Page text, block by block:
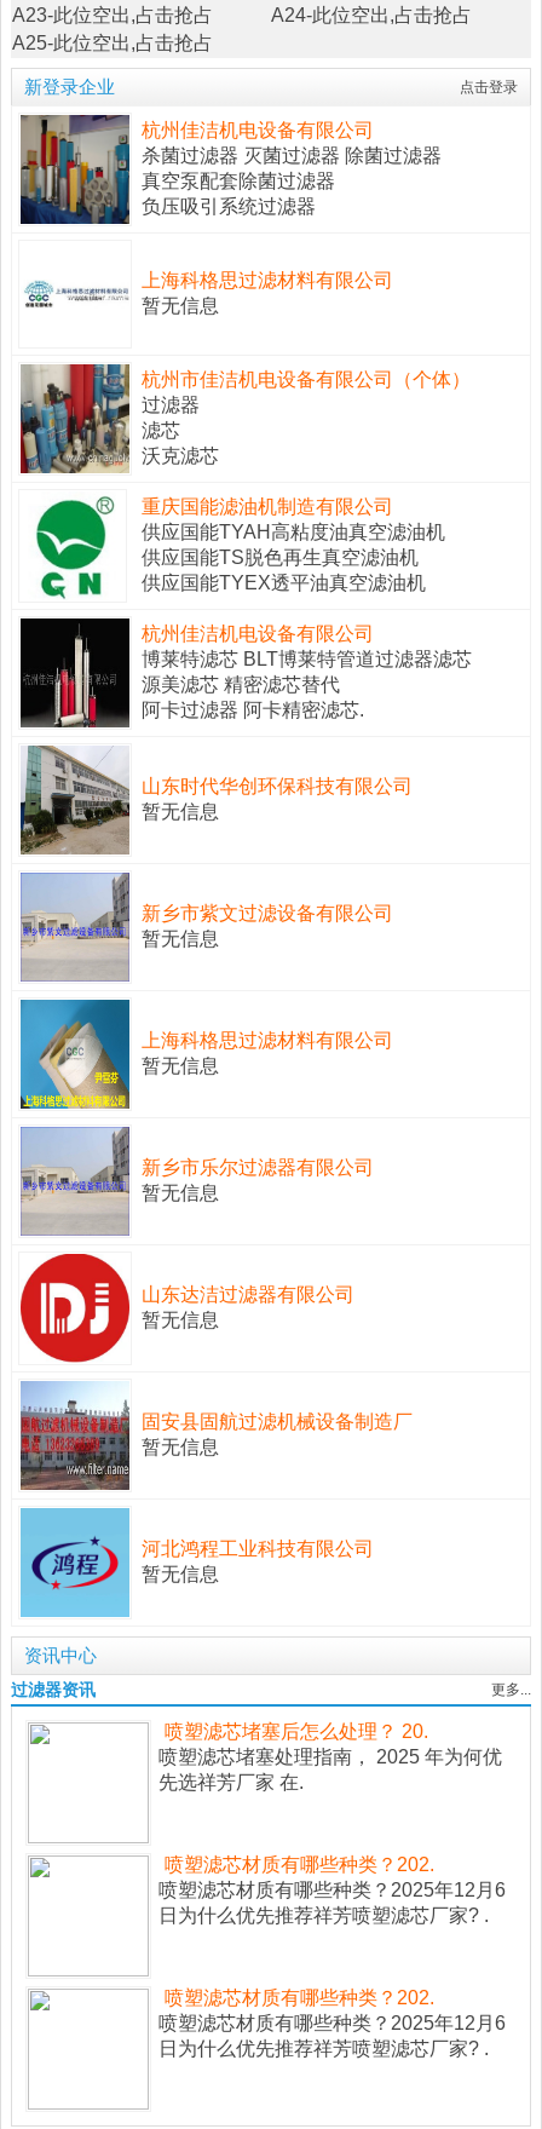
A23-此位空出,占击抢占 A24-此位空出,占击抢占
A25-此位空出,占击抢占
点击登录
新登录企业
杭州佳洁机电设备有限公司
杀菌过滤器 灭菌过滤器 除菌过滤器
真空泵配套除菌过滤器
负压吸引系统过滤器
上海科格思过滤材料有限公司
暂无信息
杭州市佳洁机电设备有限公司（个体）
过滤器
滤芯
沃克滤芯
重庆国能滤油机制造有限公司
供应国能TYAH高粘度油真空滤油机
供应国能TS脱色再生真空滤油机
供应国能TYEX透平油真空滤油机
杭州佳洁机电设备有限公司
博莱特滤芯 BLT博莱特管道过滤器滤芯
源美滤芯 精密滤芯替代
阿卡过滤器 阿卡精密滤芯.
山东时代华创环保科技有限公司
暂无信息
新乡市紫文过滤设备有限公司
暂无信息
上海科格思过滤材料有限公司
暂无信息
新乡市乐尔过滤器有限公司
暂无信息
山东达洁过滤器有限公司
暂无信息
固安县固航过滤机械设备制造厂
暂无信息
河北鸿程工业科技有限公司
暂无信息
资讯中心
更多...
过滤器资讯
喷塑滤芯堵塞后怎么处理？ 20.
喷塑滤芯堵塞处理指南， 2025 年为何优
先选祥芳厂家 在.
喷塑滤芯材质有哪些种类？202.
喷塑滤芯材质有哪些种类？2025年12月6
日为什么优先推荐祥芳喷塑滤芯厂家? .
喷塑滤芯材质有哪些种类？202.
喷塑滤芯材质有哪些种类？2025年12月6
日为什么优先推荐祥芳喷塑滤芯厂家? .